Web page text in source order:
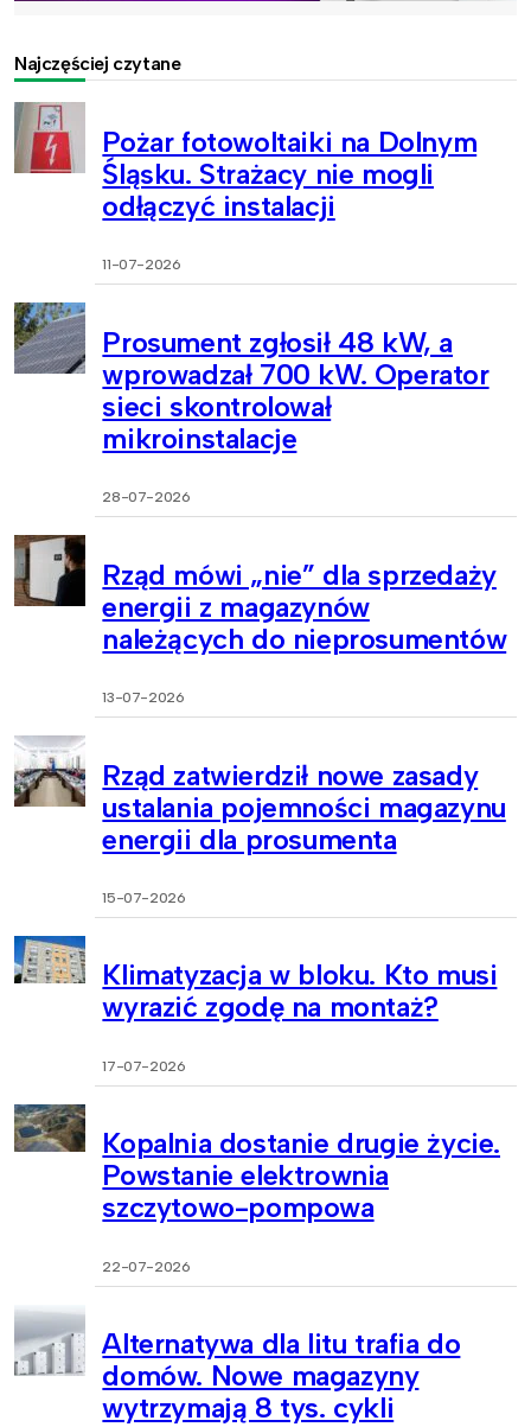
Najczęściej czytane
Pożar fotowoltaiki na Dolnym
Śląsku. Strażacy nie mogli
odłączyć instalacji
11-07-2026
Prosument zgłosił 48 kW, a
wprowadzał 700 kW. Operator
sieci skontrolował
mikroinstalacje
28-07-2026
Rząd mówi „nie” dla sprzedaży
energii z magazynów
należących do nieprosumentów
13-07-2026
Rząd zatwierdził nowe zasady
ustalania pojemności magazynu
energii dla prosumenta
15-07-2026
Klimatyzacja w bloku. Kto musi
wyrazić zgodę na montaż?
17-07-2026
Kopalnia dostanie drugie życie.
Powstanie elektrownia
szczytowo-pompowa
22-07-2026
Alternatywa dla litu trafia do
domów. Nowe magazyny
wytrzymają 8 tys. cykli